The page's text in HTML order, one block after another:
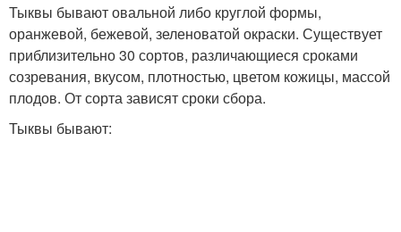
Тыквы бывают овальной либо круглой формы,
оранжевой, бежевой, зеленоватой окраски. Существует
приблизительно 30 сортов, различающиеся сроками
созревания, вкусом, плотностью, цветом кожицы, массой
плодов. От сорта зависят сроки сбора.
Тыквы бывают: